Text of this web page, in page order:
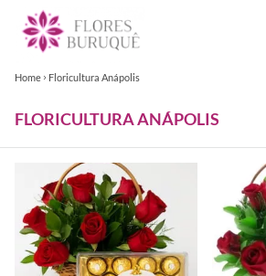
Home Floricultura Anápolis
FLORICULTURA ANÁPOLIS